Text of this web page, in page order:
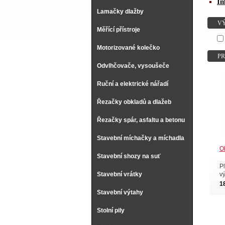
Lamačky dlažby
Měřící přístroje
Motorizované kolečko
Odvlhčovače, vysoušeče
Ruční a elektrické nářadí
Řezačky obkladů a dlažeb
Řezačky spár, asfaltu a betonu
Stavební míchačky a míchadla
Stavební shozy na suť
Stavební vrátky
Stavební výtahy
Stolní pily
-
-
- ve
- v